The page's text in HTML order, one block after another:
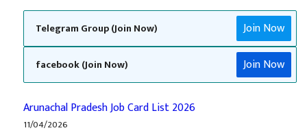
Telegram Group (Join Now) Join Now
facebook (Join Now) Join Now
Arunachal Pradesh Job Card List 2026
11/04/2026